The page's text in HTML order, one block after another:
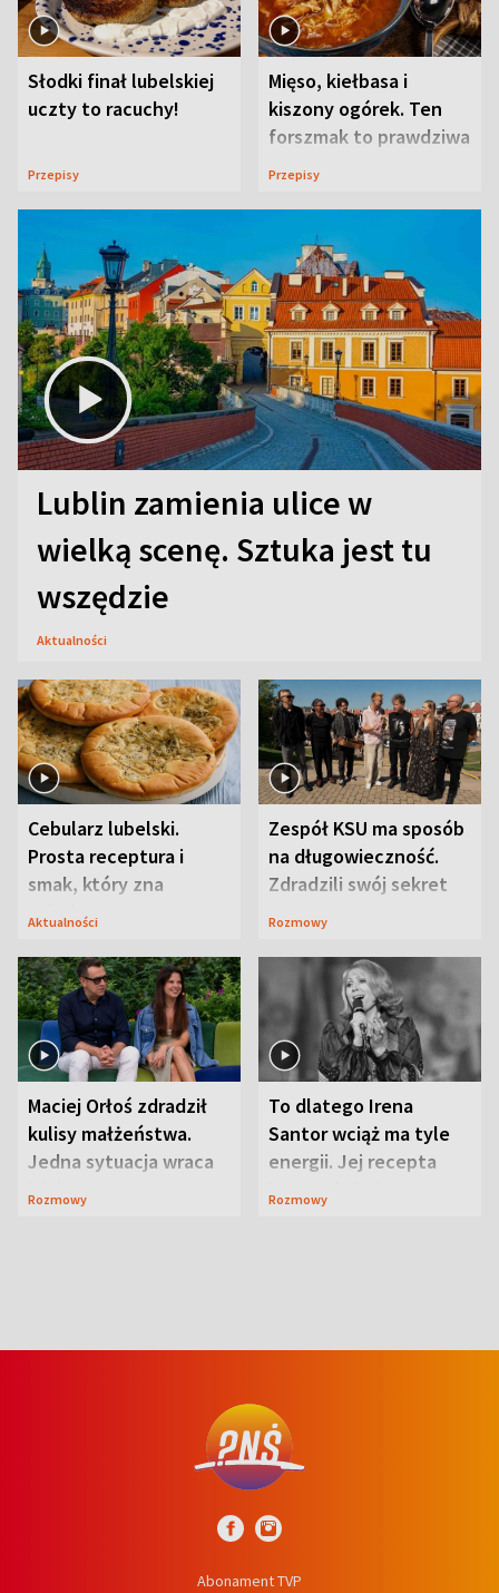
Słodki finał lubelskiej
uczty to racuchy!
Przepisy
Mięso, kiełbasa i
kiszony ogórek. Ten
forszmak to prawdziwa
uczta
Przepisy
Lublin zamienia ulice w
wielką scenę. Sztuka jest tu
wszędzie
Aktualności
Cebularz lubelski.
Prosta receptura i
smak, który zna
Lubelszczyzna
Aktualności
Zespół KSU ma sposób
na długowieczność.
Zdradzili swój sekret
Rozmowy
Maciej Orłoś zdradził
kulisy małżeństwa.
Jedna sytuacja wraca
jak bumerang
Rozmowy
To dlatego Irena
Santor wciąż ma tyle
energii. Jej recepta
jest zaskakująco
Rozmowy
Abonament TVP